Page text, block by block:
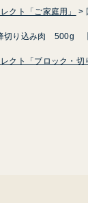
クト「ご家庭用」
切り込み肉 500g 【
クト「ブロック・切